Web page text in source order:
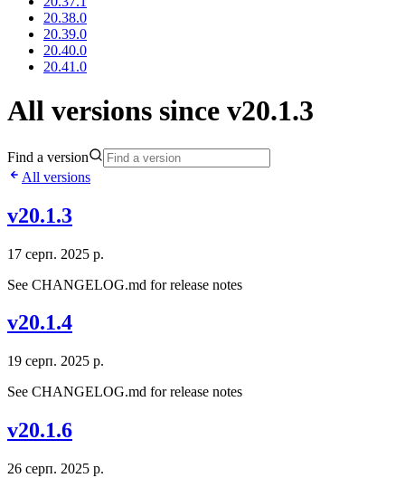
20.38.0
20.39.0
20.40.0
20.41.0
All versions since v20.1.3
Find a version
All versions
v20.1.3
17 серп. 2025 р.
See CHANGELOG.md for release notes
v20.1.4
19 серп. 2025 р.
See CHANGELOG.md for release notes
v20.1.6
26 серп. 2025 р.